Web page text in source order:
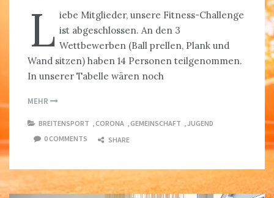
L iebe Mitglieder, unsere Fitness-Challenge
ist abgeschlossen. An den 3
Wettbewerben (Ball prellen, Plank und
Wand sitzen) haben 14 Personen teilgenommen.
In unserer Tabelle wären noch
MEHR
BREITENSPORT ,CORONA ,GEMEINSCHAFT ,JUGEND
0 COMMENTS
SHARE